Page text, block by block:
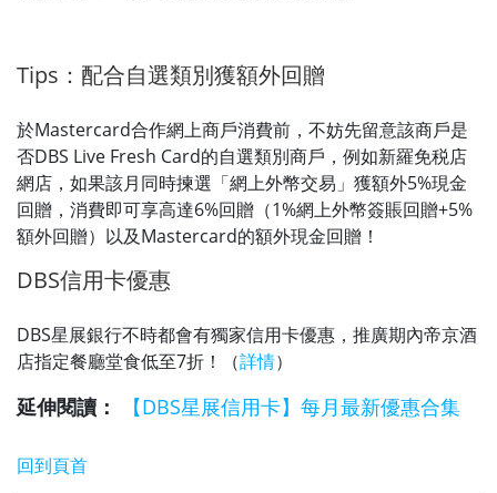
Tips：配合自選類別獲額外回贈
於Mastercard合作網上商戶消費前，不妨先留意該商戶是
否DBS Live Fresh Card的自選類別商戶，例如新羅免税店
網店 ，如果該月同時揀選「網上外幣交易」獲額外5%現金
回贈，消費即可享高達6%回贈（1%網上外幣簽賬回贈+5%
額外回贈）以及Mastercard的額外現金回贈！
DBS信用卡優惠
DBS星展銀行不時都會有獨家信用卡優惠，推廣期內帝京酒
店指定餐廳堂食低至7折！（詳情）
延伸閱讀： 【DBS星展信用卡】每月最新優惠合集
回到頁首